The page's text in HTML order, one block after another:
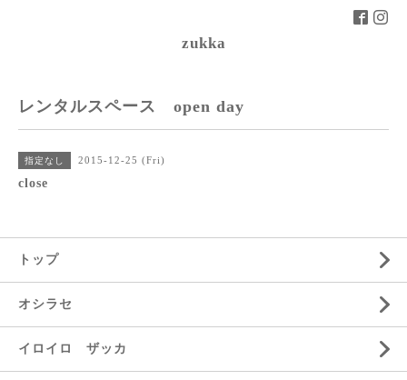
zukka
レンタルスペース open day
指定なし 2015-12-25 (Fri)
close
トップ
オシラセ
イロイロ ザッカ